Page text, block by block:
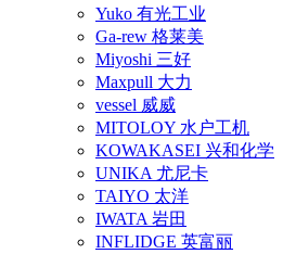
Yuko 有光工业
Ga-rew 格莱美
Miyoshi 三好
Maxpull 大力
vessel 威威
MITOLOY 水户工机
KOWAKASEI 兴和化学
UNIKA 尤尼卡
TAIYO 太洋
IWATA 岩田
INFLIDGE 英富丽